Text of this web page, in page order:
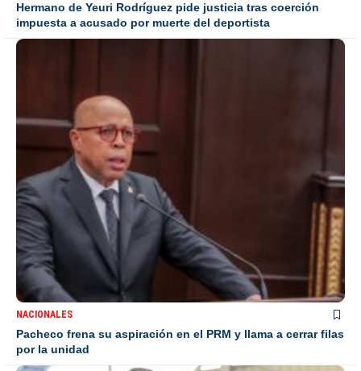
Hermano de Yeuri Rodríguez pide justicia tras coerción
impuesta a acusado por muerte del deportista
NACIONALES
Pacheco frena su aspiración en el PRM y llama a cerrar filas
por la unidad